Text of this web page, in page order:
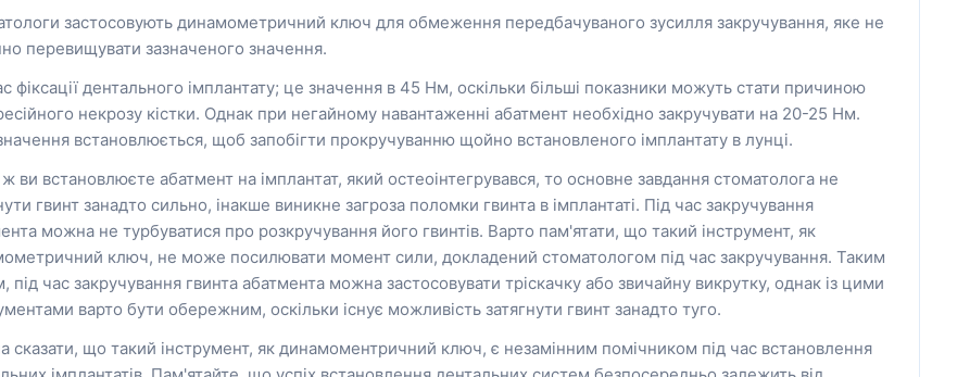
застосовують динамометричний ключ для обмеження передбачуваного зусилля закручування, яке не
перевищувати зазначеного значення.
фіксації дентального імплантату; це значення в 45 Нм, оскільки більші показники можуть стати причиною
некрозу кістки. Однак при негайному навантаженні абатмент необхідно закручувати на 20-25 Нм.
встановлюється, щоб запобігти прокручуванню щойно встановленого імплантату в лунці.
ви встановлюєте абатмент на імплантат, який остеоінтегрувався, то основне завдання стоматолога не
гвинт занадто сильно, інакше виникне загроза поломки гвинта в імплантаті. Під час закручування
можна не турбуватися про розкручування його гвинтів. Варто пам'ятати, що такий інструмент, як
ключ, не може посилювати момент сили, докладений стоматологом під час закручування. Таким
під час закручування гвинта абатмента можна застосовувати тріскачку або звичайну викрутку, однак із цими
варто бути обережним, оскільки існує можливість затягнути гвинт занадто туго.
сказати, що такий інструмент, як динамоментричний ключ, є незамінним помічником під час встановлення